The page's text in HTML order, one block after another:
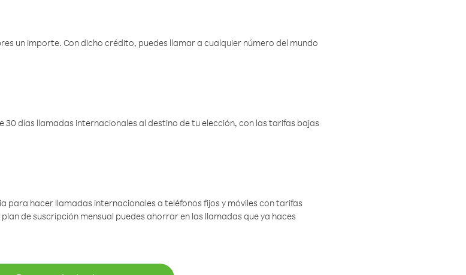
un importe. Con dicho crédito, puedes llamar a cualquier número del mundo
días llamadas internacionales al destino de tu elección, con las tarifas bajas
para hacer llamadas internacionales a teléfonos fijos y móviles con tarifas
de suscripción mensual puedes ahorrar en las llamadas que ya haces